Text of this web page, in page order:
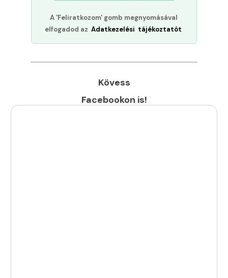
A 'Feliratkozom' gomb megnyomásával
elfogadod az Adatkezelési tájékoztatót
Kövess
Facebookon is!